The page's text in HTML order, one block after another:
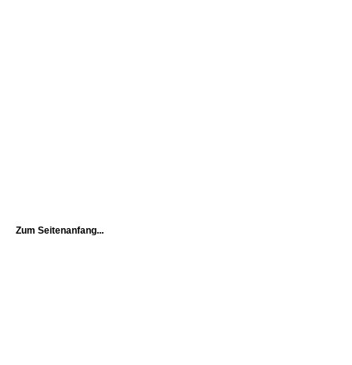
Zum Seitenanfang...